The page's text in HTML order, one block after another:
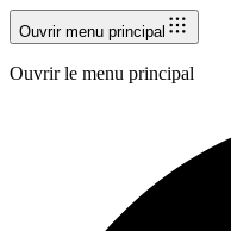
Ouvrir menu principal
Ouvrir le menu principal